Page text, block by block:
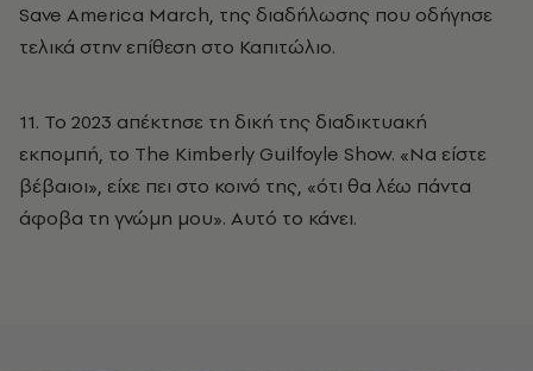
Save America March, της διαδήλωσης που οδήγησε
τελικά στην επίθεση στο Καπιτώλιο.
11. Το 2023 απέκτησε τη δική της διαδικτυακή
εκπομπή, το The Kimberly Guilfoyle Show. «Να είστε
βέβαιοι», είχε πει στο κοινό της, «ότι θα λέω πάντα
άφοβα τη γνώμη μου». Αυτό το κάνει.